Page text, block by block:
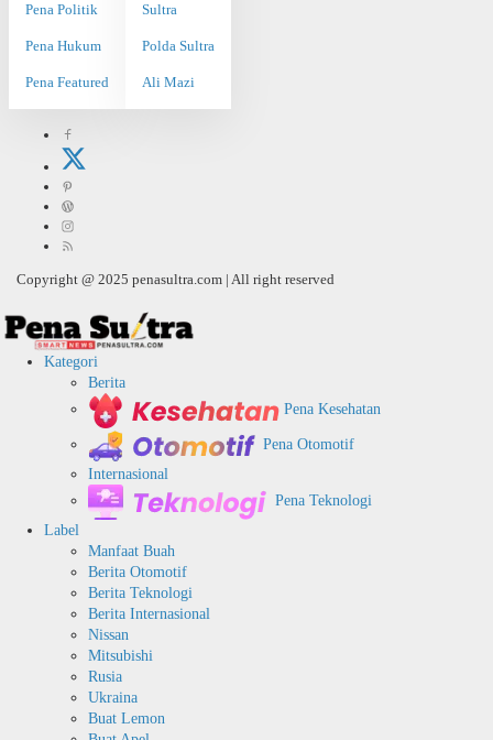
Pena Politik
Pena Hukum
Pena Featured
Sultra
Polda Sultra
Ali Mazi
Copyright @ 2025 penasultra.com | All right reserved
Kategori
Berita
Pena Kesehatan
Pena Otomotif
Internasional
Pena Teknologi
Label
Manfaat Buah
Berita Otomotif
Berita Teknologi
Berita Internasional
Nissan
Mitsubishi
Rusia
Ukraina
Buat Lemon